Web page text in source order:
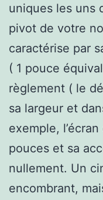
uniques les uns
pivot de votre
caractérise par
( 1 pouce
règlement ( le
sa largeur et
exemple, l’écran
pouces et sa
nullement. Un
encombrant,